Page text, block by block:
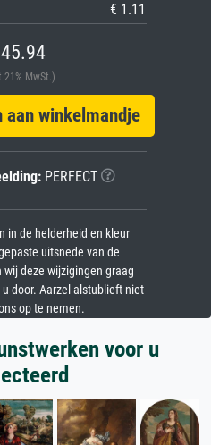
€ 1.11
21% MwSt.)
winkelmandje
PERFECT
in de helderheid en kleur
uitsnede van de
deze wijzigingen graag
door. Aarzel alstublieft niet
op te nemen.
voor u